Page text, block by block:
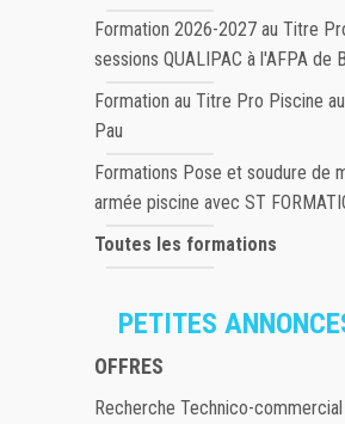
Formation 2026-2027 au Titre
sessions QUALIPAC à l'AFPA de
Formation au Titre Pro Piscine
Pau
Formations Pose et soudure de
armée piscine avec ST
Toutes les formations
PETITES
OFFRES
Recherche Technico-